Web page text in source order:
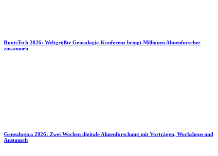
RootsTech 2026: Weltgrößte Genealogie-Konferenz bringt Millionen Ahnenforscher
zusammen
Genealogica 2026: Zwei Wochen digitale Ahnenforschung mit Vorträgen, Workshops und
Austausch